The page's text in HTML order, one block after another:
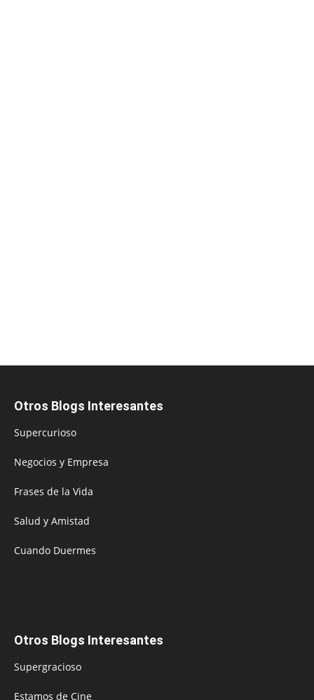
Otros Blogs Interesantes
Supercurioso
Negocios y Empresa
Frases de la Vida
Salud y Amistad
Cuando Duermes
Otros Blogs Interesantes
Supergracioso
Estamos de Cine